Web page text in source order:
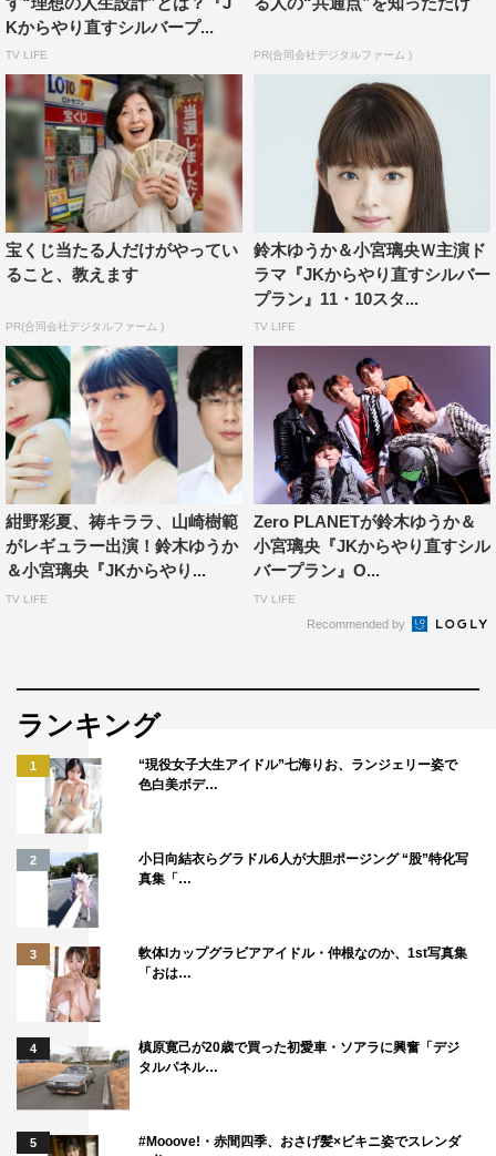
大富豪しようね」って話しました。
◆小百合に共感するところは？
実は家族思いなところと、小百合はシルバープランが大事
と言いつつ普通に高校生活を楽しんでもいるのでそこか
な。私も高校時代、文化祭とか楽しかったですし。ほかの
学校の友達も来るから、すんごい気合を入れていたんで
す。髪の毛をクルクル巻いて、当時はやっていた花冠を付
けたりして。普通のたこ焼き屋さんだったんですけどね
（笑）。
◆鈴木さんも高校生に戻りたいですか？
やり直すなら高校よりもっと前、赤ちゃんからがいいです
ね。そしたら、英会話とピアノを習いたいです。そういう
のをやっていると、大人になってから役立つ気がして。今
からでも遅くないかもしれないけど、子供の頃の方が吸収
力高いですし。まぁ私、ダンス習っていたのに、もう忘れ
ちゃってるんですけど（笑）。やっぱり継続してないとダ
メなのかと思います。
◆この作品から影響を受けた部分もありますか？
きの自分にショックを受けたんです。年を取ったら、こん
なにシワができちゃうのかって。だからお肌のために日焼
けに注意して、睡眠も大事だからよく寝たいと思います
（笑）。
◆今作にちなみ、鈴木さんが“心の健康を保つために心が
けていること”を教えてください。
私は飼っている犬の“ぺろ”と遊ぶことですね。家に帰ると
無邪気に「おかえり」って駆け寄ってくるから、悩みがあ
ったりしてもそれで一回リセットされるんです。ぺろは食
欲旺盛で特にお芋が好きだから、一緒に分け合って食べた
りします。
Kからやり直すシルバープ...
TV LIFE PR(合同会社デジタルファーム )
宝くじ当たる人だけがやってい
ること、教えます
PR(合同会社デジタルファーム )
鈴木ゆうか＆小宮璃央Ｗ主演ド
ラマ『JKからやり直すシルバー
プラン』11・10スタ...
TV LIFE
紺野彩夏、祷キララ、山崎樹範
がレギュラー出演！鈴木ゆうか
＆小宮璃央『JKからやり...
TV LIFE
Zero PLANETが鈴木ゆうか＆
小宮璃央『JKからやり直すシル
バープラン』O...
TV LIFE
Recommended by
ランキング
1
“現役女子大生アイドル”七海りお、ランジェリー姿で
色白美ボデ…
2
小日向結衣らグラドル6人が大胆ポージング “股”特化写
真集「…
3
軟体Iカップグラビアアイドル・仲根なのか、1st写真集
「おは…
4
槙原寛己が20歳で買った初愛車・ソアラに興奮「デジ
タルパネル…
5
#Mooove!・赤間四季、おさげ髪×ビキニ姿でスレンダ